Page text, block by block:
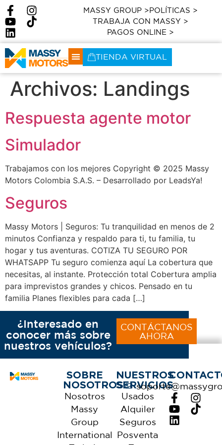
MASSY GROUP >POLÍTICAS >
TRABAJA CON MASSY >
PAGOS ONLINE >
TIENDA VIRTUAL
Archivos: Landings
Respuesta agente motor
Simulador
Trabajamos con los mejores Copyright © 2025 Massy
Motors Colombia S.A.S. – Desarrollado por LeadsYa!
Seguros
Massy Motors | Seguros: Tu tranquilidad en menos de 2
minutos Confianza y respaldo para ti, tu familia, tu
hogar y tus aventuras. COTIZA TU SEGURO POR
WHATSAPP Tu seguro comienza aquí La cobertura que
necesitas, al instante. Protección total Cobertura amplia
para imprevistos grandes y chicos. Pensado en tu
familia Planes flexibles para cada […]
¿Interesado en
conocer más sobre
nuestros vehículos?
CONTÁCTANOS
AHORA
SOBRE
NOSOTROS
Nosotros
Massy
Group
International
NUESTROS
SERVICIOS
Usados
Alquiler
Seguros
Posventa